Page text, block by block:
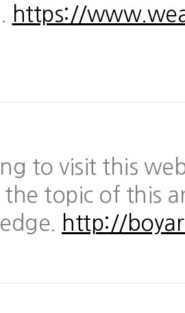
https://
to visit this
the topic of this
http://